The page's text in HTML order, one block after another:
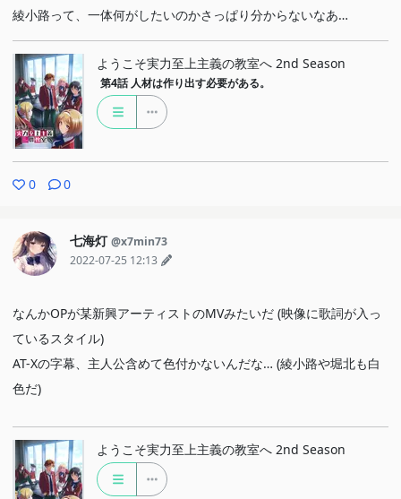
綾小路って、一体何がしたいのかさっぱり分からないなあ…
ようこそ実力至上主義の教室へ 2nd Season
第4話 人材は作り出す必要がある。
0 0
七海灯 @x7min73
2022-07-25 12:13
なんかOPが某新興アーティストのMVみたいだ (映像に歌詞が入っ
ているスタイル)
AT-Xの字幕、主人公含めて色付かないんだな… (綾小路や堀北も白
色だ)
ようこそ実力至上主義の教室へ 2nd Season